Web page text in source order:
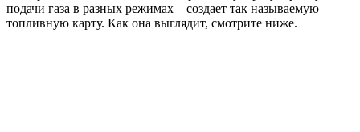
подачи газа в разных режимах – создает так называемую
топливную карту. Как она выглядит, смотрите ниже.